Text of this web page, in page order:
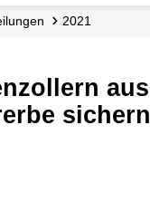
2021
sichern